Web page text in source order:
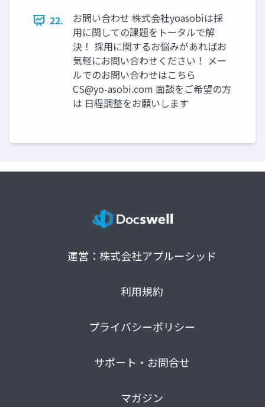
22.
お問い合わせ 株式会社yoasobiは採
用に関しての課題をトータルで解
決！ 採用に関するお悩みがあればお
気軽にお問い合わせください！ メー
ルでのお問い合わせはこちら
CS@yo-asobi.com 面談をご希望の方
は 日程調整をお願いします
運営：株式会社アプルーシッド
利用規約
プライバシーポリシー
サポート・お問合せ
マガジン